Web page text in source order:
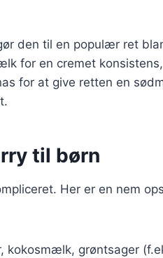
den til en populær ret
for en cremet
for at give retten en
til børn
Her er en nem
kokosmælk, grøntsager